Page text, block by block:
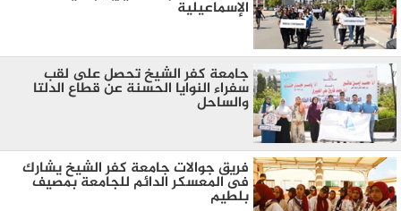
الإسماعيلية
جامعة كفر الشيخ تحصل على لقب
سفراء النوايا الحسنة عن قطاع الدلتا
والساحل
فريق جوالات جامعة كفر الشيخ يشارك
فى المعسكر الدائم للجامعة بمصيف
بلطيم